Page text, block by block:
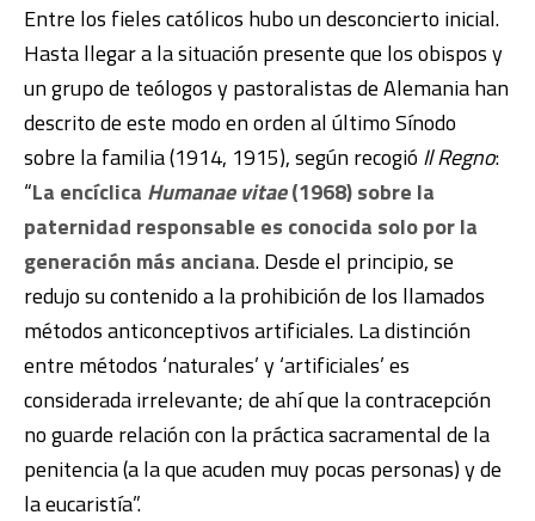
Entre los fieles católicos hubo un desconcierto inicial.
Hasta llegar a la situación presente que los obispos y
un grupo de teólogos y pastoralistas de Alemania han
descrito de este modo en orden al último Sínodo
sobre la familia (1914, 1915), según recogió Il Regno:
“La encíclica Humanae vitae(1968) sobre la
paternidad responsable es conocida solo por la
generación más anciana. Desde el principio, se
redujo su contenido a la prohibición de los llamados
métodos anticonceptivos artificiales. La distinción
entre métodos ‘naturales’ y ‘artificiales’ es
considerada irrelevante; de ahí que la contracepción
no guarde relación con la práctica sacramental de la
penitencia (a la que acuden muy pocas personas) y de
la eucaristía”.